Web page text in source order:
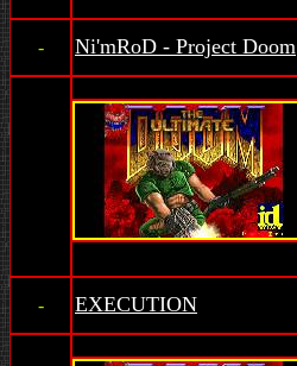
- Ni'mRoD - Project Doom
- EXECUTION